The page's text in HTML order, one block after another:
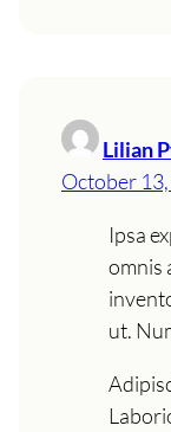
Lilian
October
Ipsa
omnis
ut.